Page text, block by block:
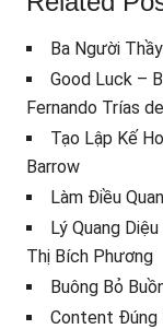
Ba Người
Good Luck –
Fernando Trías
Tạo Lập Kế
Barrow
Làm Điều
Lý Quang
Thị Bích Phương
Buông Bỏ
Content Đúng